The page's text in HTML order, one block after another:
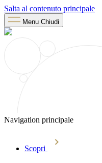
Salta al contenuto principale
Menu Chiudi
Navigation principale
Scopri